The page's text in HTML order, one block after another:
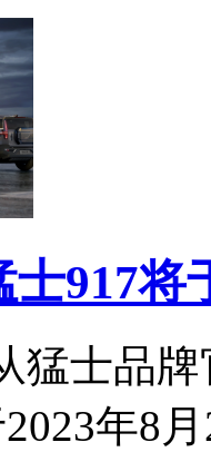
士917将
猛士品
年8